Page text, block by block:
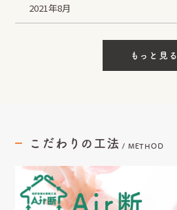
2021年8月
もっと見る
こだわりの工法 / METHOD